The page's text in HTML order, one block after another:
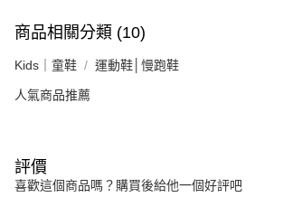
商品相關分類 (10)
Kids｜童鞋 運動鞋│慢跑鞋
人氣商品推薦
評價
喜歡這個商品嗎？購買後給他一個好評吧